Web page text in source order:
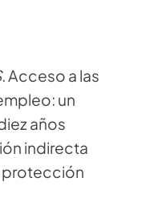
. Acceso a las
un
años
indirecta
protección